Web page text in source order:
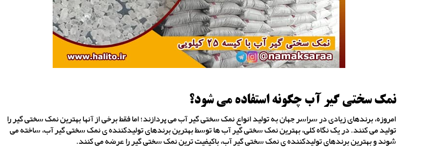
نمک سختی گیر آب چگونه استفاده می شود؟
امروزه، برندهای زیادی در سراسر جهان به تولید انواع نمک سختی گیر آب می پردازند؛ اما فقط برخی از آنها بهترین نمک سختی گیر را
تولید می کنند. در یک نگاه کلی، بهترین نمک سختی گیر آب ها توسط بهترین برندهای تولیدکننده ی نمک سختی گیر آب، ساخته می
شوند و بهترین برندهای تولیدکننده ی نمک سختی گیر آب، باکیفیت ترین نمک سختی گیر را عرضه می کنند.